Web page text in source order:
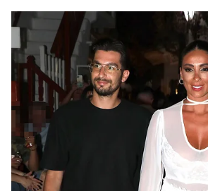
προσθέτει τις δικές της θερμές ευχές.